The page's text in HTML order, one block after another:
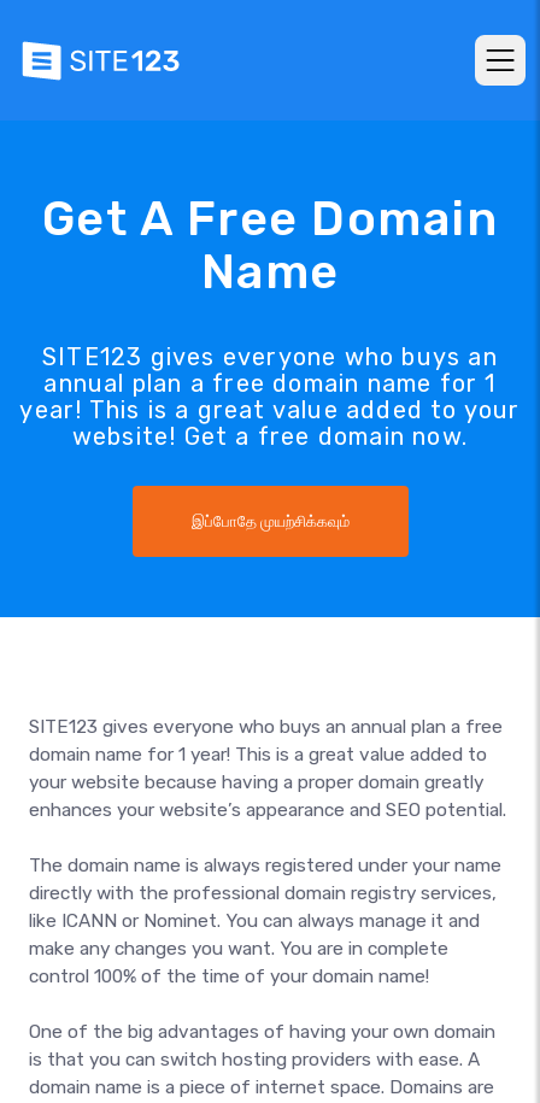
Get A Free Domain
Name
SITE123 gives everyone who buys an
annual plan a free domain name for 1
year! This is a great value added to your
website! Get a free domain now.
இப்போதே முயற்சிக்கவும்
SITE123 gives everyone who buys an annual plan a free
domain name for 1 year! This is a great value added to
your website because having a proper domain greatly
enhances your website’s appearance and SEO potential.
The domain name is always registered under your name
directly with the professional domain registry services,
like ICANN or Nominet. You can always manage it and
make any changes you want. You are in complete
control 100% of the time of your domain name!
One of the big advantages of having your own domain
is that you can switch hosting providers with ease. A
domain name is a piece of internet space. Domains are